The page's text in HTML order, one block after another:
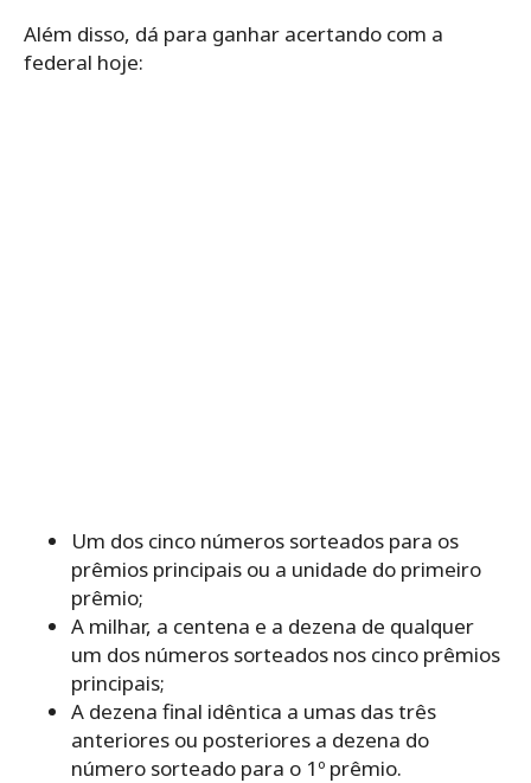
Além disso, dá para ganhar acertando com a
federal hoje:
Um dos cinco números sorteados para os
prêmios principais ou a unidade do primeiro
prêmio;
A milhar, a centena e a dezena de qualquer
um dos números sorteados nos cinco prêmios
principais;
A dezena final idêntica a umas das três
anteriores ou posteriores a dezena do
número sorteado para o 1º prêmio.